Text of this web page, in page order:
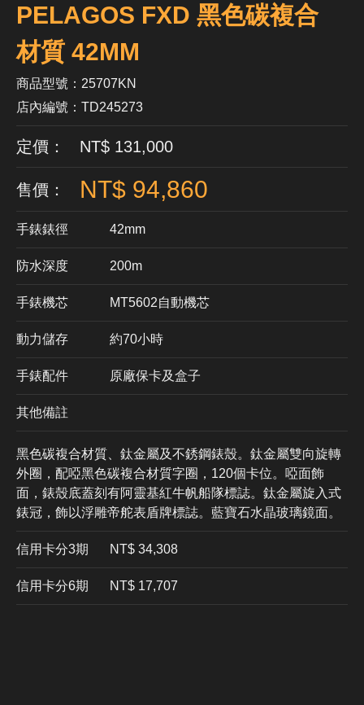
PELAGOS FXD 黑色碳複合
材質 42MM
商品型號：25707KN
店內編號：TD245273
定價： NT$ 131,000
售價： NT$ 94,860
手錶錶徑 42mm
防水深度 200m
手錶機芯 ​MT5602自動機芯
動力儲存 約70小時
手錶配件 原廠保卡及盒子
其他備註
黑色碳複合材質、鈦金屬及不銹鋼錶殼。鈦金屬雙向旋轉
外圈，配啞黑色碳複合材質字圈，120個卡位。啞面飾
面，錶殼底蓋刻有阿靈基紅牛帆船隊標誌。鈦金屬旋入式
錶冠，飾以浮雕帝舵表盾牌標誌。藍寶石水晶玻璃鏡面。
信用卡分3期 ​NT$ 34,308
信用卡分6期 NT$ 17,707